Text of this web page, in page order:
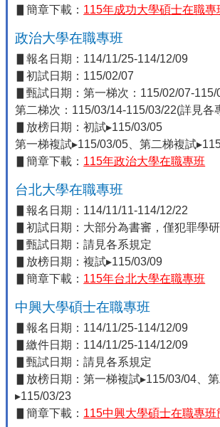
▋簡章下載： 115年成功大學碩士在職專
政治大學在職專班
▋報名日期：114/11/25-114/12/09
▋初試日期：115/02/07
▋甄試日期：第一梯次：115/02/07-115/
第二梯次：115/03/14-115/03/22(詳見各
▋放榜日期：初試▸115/03/05
第一梯複試▸115/03/05、第二梯複試
▋簡章下載： 115年政治大學在職專班
台北大學在職專班
▋報名日期：114/11/11-114/12/22
▋初試日期：大部分為書審，僅犯罪學
▋甄試日期：請見各系規定
▋放榜日期：複試▸115/03/09
▋簡章下載： 115年台北大學在職專班
中興大學碩士在職專班
▋報名日期：114/11/25-114/12/09
▋繳件日期：114/11/25-114/12/09
▋甄試日期：請見各系規定
▋放榜日期：第一梯複試▸115/03/04、
▸115/03/23
▋簡章下載： 115中興大學碩士在職專班